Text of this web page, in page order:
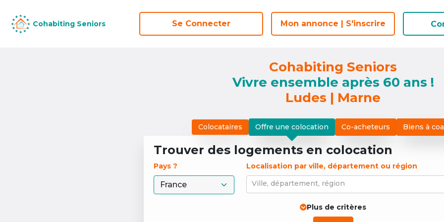
Cohabiting Seniors Se Connecter Mon annonce | S'inscrire
Cohabiting Seniors Se Connecter Mon annonce | S'inscrire
Cohabiting Seniors
Vivre ensemble après 60 ans !
Ludes | Marne
Colocataires Offre une colocation Co-acheteurs Biens à
Trouver des logements en colocation
Pays ?
Localisation par ville, département ou région
Ville, département, région
Plus de critères